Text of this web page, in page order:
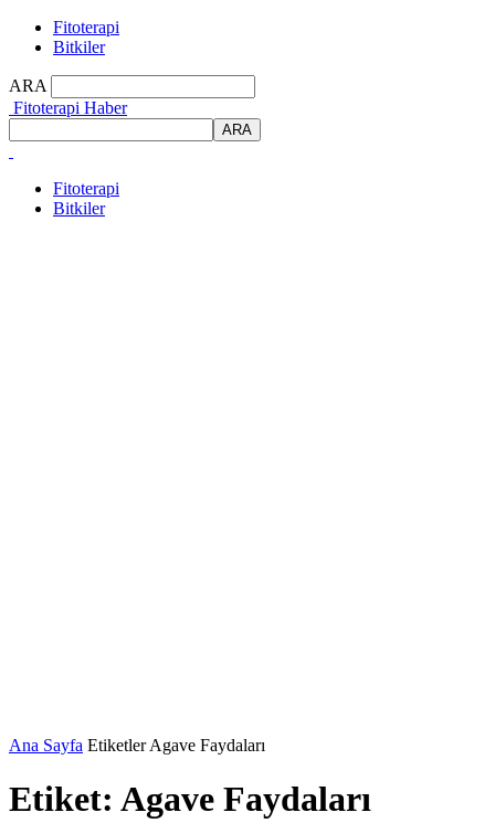
Fitoterapi
Bitkiler
ARA
Fitoterapi Haber
Fitoterapi
Bitkiler
Ana Sayfa Etiketler Agave Faydaları
Etiket: Agave Faydaları